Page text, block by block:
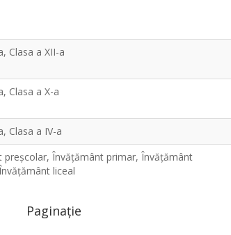
Clasa a XII-a
Clasa a X-a
Clasa a IV-a
preșcolar, Învățământ primar, Învățământ
liceal
Paginație